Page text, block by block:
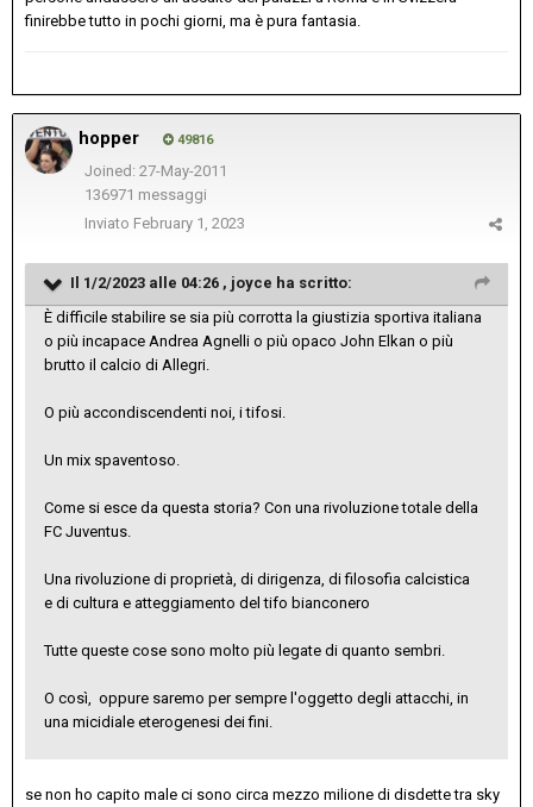
finirebbe tutto in pochi giorni, ma è pura fantasia.
hopper 49816
Joined: 27-May-2011
136971 messaggi
Inviato February 1, 2023
Il 1/2/2023 alle 04:26 , joyce ha scritto:
È difficile stabilire se sia più corrotta la giustizia sportiva italiana
o più incapace Andrea Agnelli o più opaco John Elkan o più
brutto il calcio di Allegri.
O più accondiscendenti noi, i tifosi.
Un mix spaventoso.
Come si esce da questa storia? Con una rivoluzione totale della
FC Juventus.
Una rivoluzione di proprietà, di dirigenza, di filosofia calcistica
e di cultura e atteggiamento del tifo bianconero
Tutte queste cose sono molto più legate di quanto sembri.
O così, oppure saremo per sempre l'oggetto degli attacchi, in
una micidiale eterogenesi dei fini.
se non ho capito male ci sono circa mezzo milione di disdette tra sky